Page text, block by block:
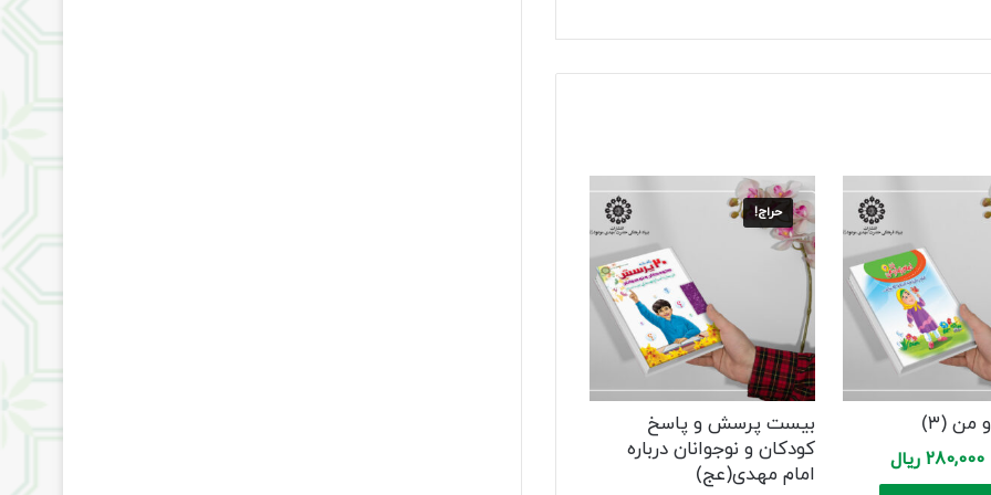
من (۳)
Original
price
280,000 ریالCurrent
price
حراج!
بیست پرسش و پاسخ
کودکان و نوجوانان درباره
امام مهدی(عج)